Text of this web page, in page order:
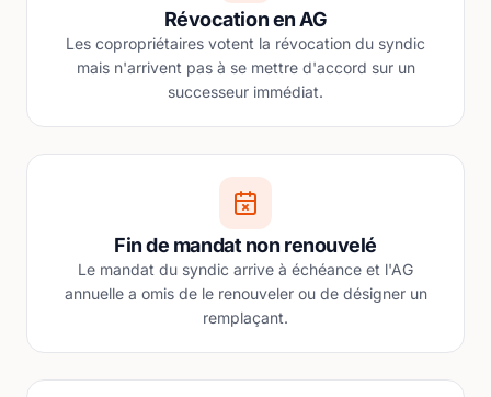
Révocation en AG
Les copropriétaires votent la révocation du syndic
mais n'arrivent pas à se mettre d'accord sur un
successeur immédiat.
Fin de mandat non renouvelé
Le mandat du syndic arrive à échéance et l'AG
annuelle a omis de le renouveler ou de désigner un
remplaçant.